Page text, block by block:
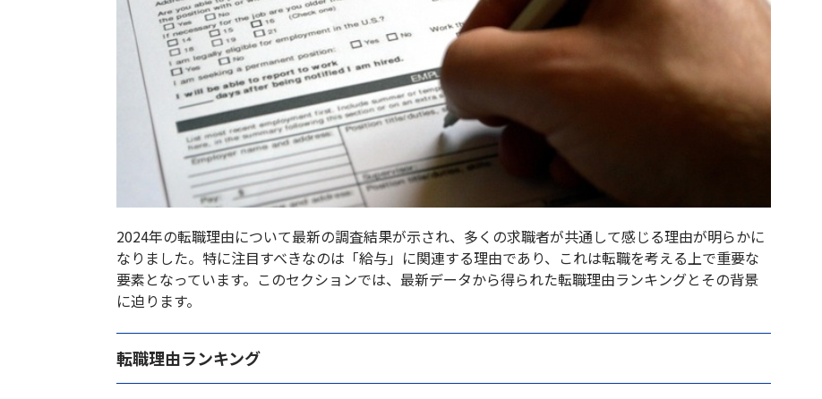
2024年の転職理由について最新の調査結果が示され、多くの求職者が共通して感じる理由が明らかに
なりました。特に注目すべきなのは「給与」に関連する理由であり、これは転職を考える上で重要な
要素となっています。このセクションでは、最新データから得られた転職理由ランキングとその背景
に迫ります。
転職理由ランキング